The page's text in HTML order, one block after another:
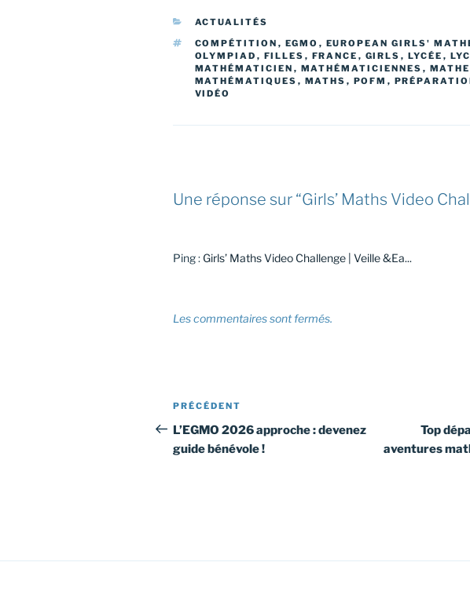
CATÉGORIES
ACTUALITÉS
ÉTIQUETTES
COMPÉTITION , EGMO , EUROPEAN GIRLS'
OLYMPIAD , FILLES , FRANCE , GIRLS , LYCÉE ,
MATHÉMATICIEN , MATHÉMATICIENNES ,
MATHÉMATIQUES , MATHS , POFM ,
VIDÉO
Une réponse sur “Girls’ Maths Video
Ping : Girls’ Maths Video Challenge | Veille &Ea...
Les commentaires sont fermés.
Navigation
de
l’article
Article
précédent
PRÉCÉDENT
L’EGMO 2026 approche : devenez
guide bénévole !
Top
aventures